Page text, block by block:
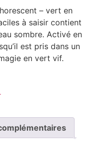
– vert en
à saisir contient
sombre. Activé en
est pris dans un
en vert vif.